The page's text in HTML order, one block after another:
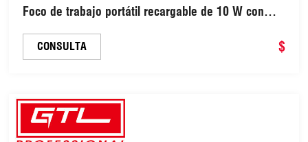
Foco de trabajo portátil recargable de 10 W con
reparación de coches, pesca, camping y
senderismo (RH-L012)
CONSULTA $